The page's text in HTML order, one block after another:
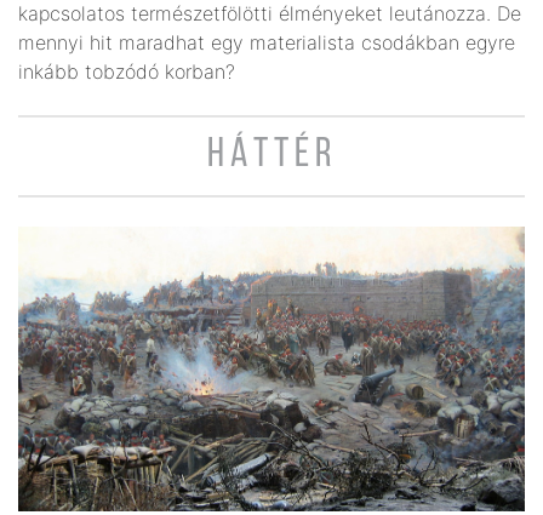
kapcsolatos természetfölötti élményeket leutánozza. De
mennyi hit maradhat egy materialista csodákban egyre
inkább tobzódó korban?
HÁTTÉR